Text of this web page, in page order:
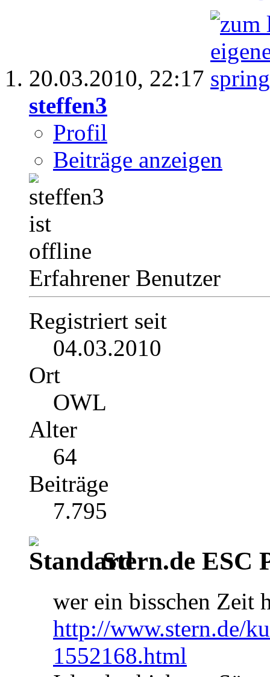
20.03.2010, 22:17
steffen3
Profil
Beiträge anzeigen
Erfahrener Benutzer
Registriert seit
04.03.2010
Ort
OWL
Alter
64
Beiträge
7.795
Stern.de ESC
wer ein bisschen Zeit
http://www.stern.de/
1552168.html